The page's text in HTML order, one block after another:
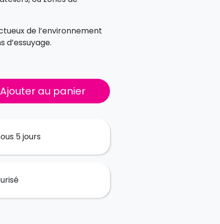
de l’environnement
d’essuyage.
Ajouter au panier
5 jours